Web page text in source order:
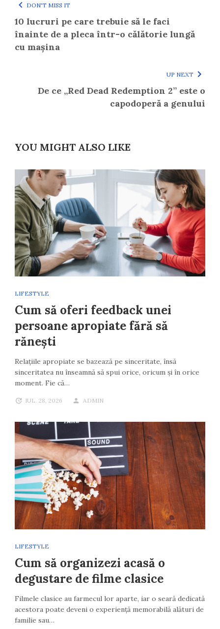
DON'T MISS IT
10 lucruri pe care trebuie să le faci
înainte de a pleca într-o călătorie lungă
cu mașina
UP NEXT
De ce „Red Dead Redemption 2” este o
capodoperă a genului
YOU MIGHT ALSO LIKE
LIFESTYLE
Cum să oferi feedback unei
persoane apropiate fără să
rănești
Relațiile apropiate se bazează pe sinceritate, însă
sinceritatea nu înseamnă să spui orice, oricum și în orice
moment. Fie că…
IUL. 28, 2026 ADMIN
LIFESTYLE
Cum să organizezi acasă o
degustare de filme clasice
Filmele clasice au farmecul lor aparte, iar o seară dedicată
acestora poate deveni o experiență memorabilă alături de
familie sau…